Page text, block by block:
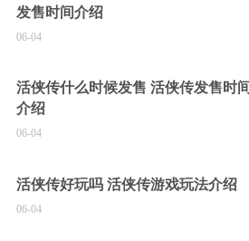
发售时间介绍
06-04
活侠传什么时候发售 活侠传发售时间
介绍
06-04
活侠传好玩吗 活侠传游戏玩法介绍
06-04